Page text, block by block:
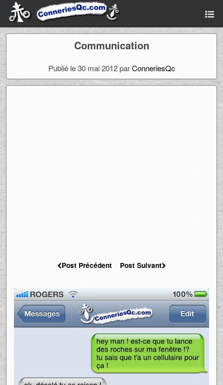
Communication
Publié le 30 mai 2012 parConneriesQc
Post Précédent Post Suivant